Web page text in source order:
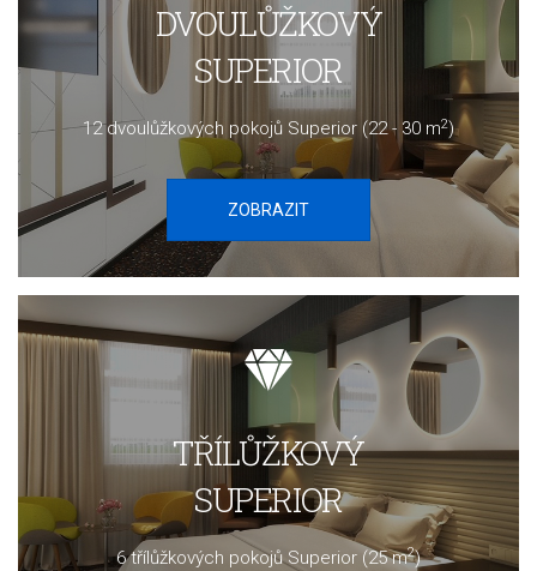
DVOULŮŽKOVÝ
SUPERIOR
12 dvoulůžkových pokojů Superior (22 - 30 m2)
ZOBRAZIT
TŘÍLŮŽKOVÝ
SUPERIOR
6 třílůžkových pokojů Superior (25 m2)